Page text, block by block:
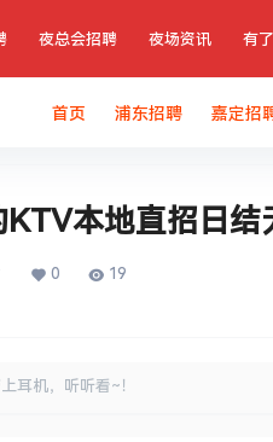
夜总会招聘 夜场资讯 有了
首页 浦东招聘 嘉定招
KTV本地直招日结
0 19
耳机，听听看~！